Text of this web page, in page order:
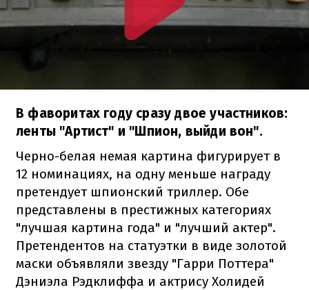
В фаворитах году сразу двое участников:
ленты "Артист" и "Шпион, выйди вон".
Черно-белая немая картина фигурирует в
12 номинациях, на одну меньше награду
претендует шпионский триллер. Обе
представлены в престижных категориях
"лучшая картина года" и "лучший актер".
Претендентов на статуэтки в виде золотой
маски объявляли звезду "Гарри Поттера"
Дэниэла Рэдклиффа и актрису Холидей